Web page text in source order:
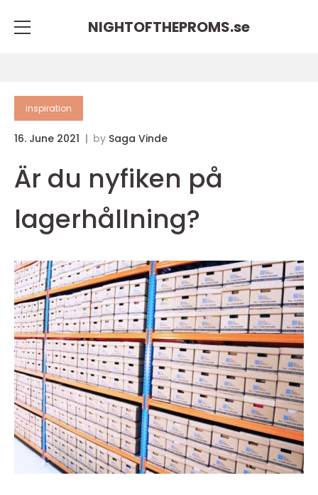
NIGHTOFTHEPROMS.se
inspiration
16. June 2021 by Saga Vinde
Är du nyfiken på
lagerhållning?